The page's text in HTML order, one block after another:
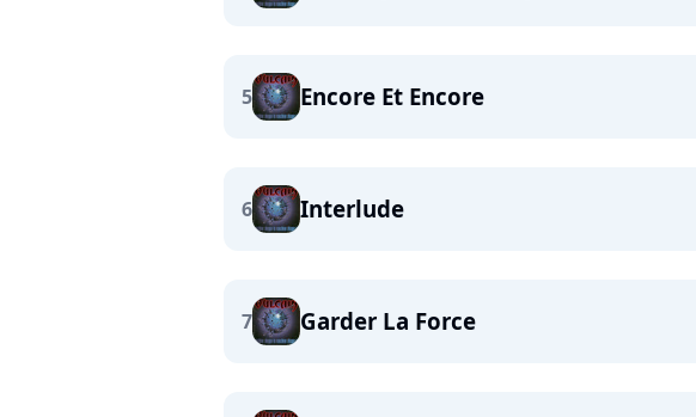
5 Encore Et Encore
6 Interlude
7 Garder La Force